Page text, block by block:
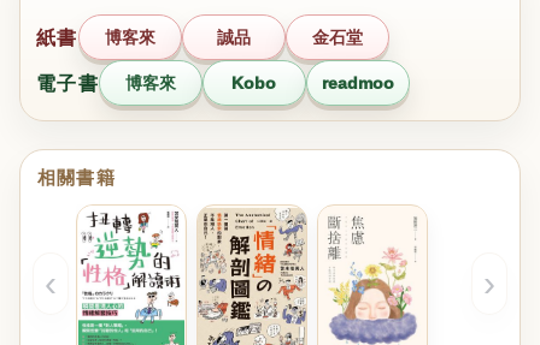
紙書 博客來 誠品 金石堂
電子書 博客來 Kobo readmoo
相關書籍
‹ ›